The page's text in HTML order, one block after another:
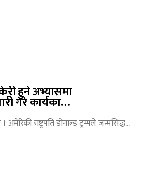
हुने अभ्यासमा
गरे कार्यकारी
राष्ट्रपति डोनाल्ड ट्रम्पले जन्मसिद्ध